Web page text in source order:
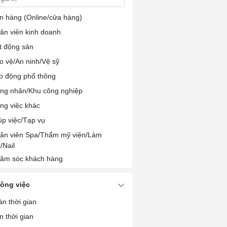
hàng (Online/cửa hàng)
viên kinh doanh
động sản
vệ/An ninh/Vệ sỹ
động phổ thông
nhân/Khu công nghiệp
việc khác
việc/Tạp vụ
viên Spa/Thẩm mỹ viện/Làm
Nail
sóc khách hàng
viên chế biến/Đóng gói thực phẩm
viên nhà hàng/khách sạn
bếp/Pha chế
việc
thời gian
thời gian